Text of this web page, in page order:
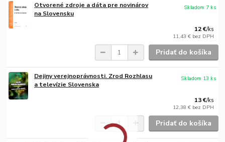
Otvorené zdroje a dáta pre novinárov
na Slovensku
12 €/ks
11,43 € bez DPH
Skladom 7 ks
Pridať do košíka
Dejiny verejnoprávnosti. Zrod Rozhlasu
a televízie Slovenska
13 €/ks
12,38 € bez DPH
Skladom 13 ks
Pridať do košíka